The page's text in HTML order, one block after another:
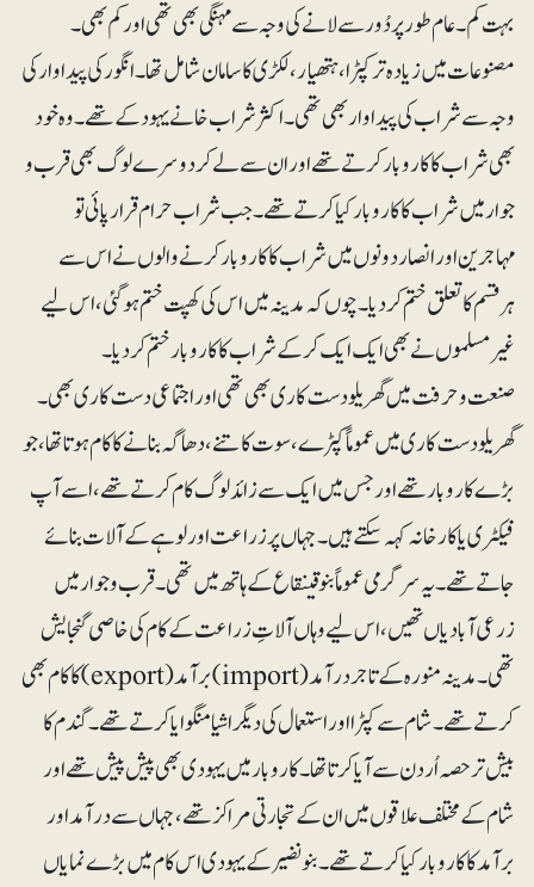
بہت کم۔ عام طور پر دُور سے لانے کی وجہ سے مہنگی بھی تھی اور کم بھی۔
مصنوعات میں زیادہ تر کپڑا، ہتھیار، لکڑی کا سامان شامل تھا۔ انگور کی پیداوار کی
وجہ سے شراب کی پیداوار بھی تھی۔ اکثر شراب خانے یہود کے تھے۔ وہ خود
بھی شراب کا کاروبار کرتے تھے اور ان سے لے کر دوسرے لوگ بھی قرب و
جوار میں شراب کا کاروبار کیا کرتے تھے۔ جب شراب حرام قرار پائی تو
مہاجرین اور انصار دونوں میں شراب کا کاروبار کرنے والوں نے اس سے
ہرقسم کاتعلق ختم کر دیا۔ چوں کہ مدینہ میں اس کی کھپت ختم ہوگئی، اس لیے
غیرمسلموں نے بھی ایک ایک کرکے شراب کا کاروبار ختم کر دیا۔
صنعت و حرفت میں گھریلو دست کاری بھی تھی اور اجتماعی دست کاری بھی۔
گھریلو دست کاری میں عموماً کپڑے، سوت کاتنے، دھاگہ بنانے کا کام ہوتا تھا، جو
بڑے کاروبار تھے اور جس میں ایک سے زائد لوگ کام کرتےتھے، اسے آپ
فیکٹری یا کارخانہ کہہ سکتے ہیں۔ جہاں پر زراعت اور لوہے کے آلات بنائے
جاتے تھے۔ یہ سرگرمی عموماً بنوقینقاع کے ہاتھ میں تھی۔ قرب و جوار میں
زرعی آبادیاں تھیں، اس لیے وہاں آلاتِ زراعت کے کام کی خاصی گنجایش
تھی۔ مدینہ منورہ کے تاجر درآمد (import) برآمد(export) کا کام بھی
کرتے تھے۔ شام سے کپڑا اور استعمال کی دیگر اشیا منگوایا کرتے تھے۔ گندم کا
بیش تر حصہ اُردن سے آیا کرتا تھا۔ کاروبار میں یہودی بھی پیش پیش تھے اور
شام کے مختلف علاقوں میں ان کے تجارتی مراکز تھے، جہاں سے درآمد اور
برآمد کا کاروبار کیا کرتے تھے۔ بنونضیر کے یہودی اس کام میں بڑے نمایاں